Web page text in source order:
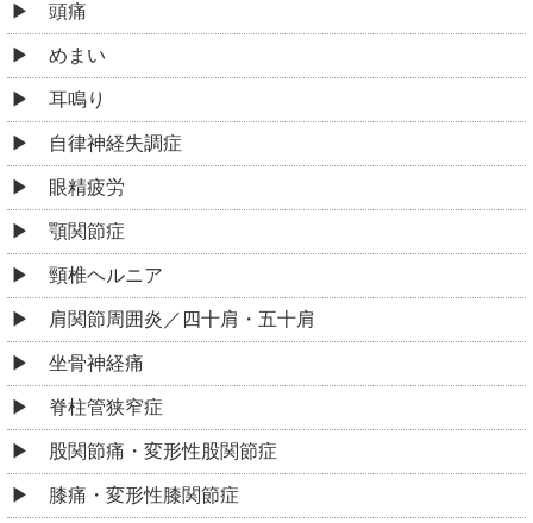
頭痛
めまい
耳鳴り
自律神経失調症
眼精疲労
顎関節症
頸椎ヘルニア
肩関節周囲炎／四十肩・五十肩
坐骨神経痛
脊柱管狭窄症
股関節痛・変形性股関節症
膝痛・変形性膝関節症